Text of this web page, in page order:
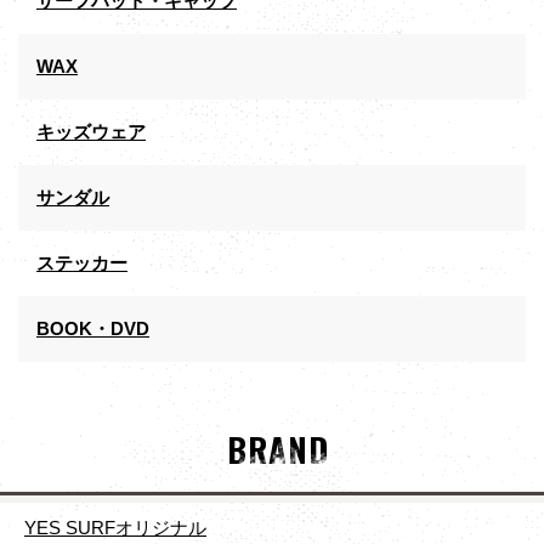
WAX
キッズウェア
サンダル
ステッカー
BOOK・DVD
BRAND
YES SURFオリジナル